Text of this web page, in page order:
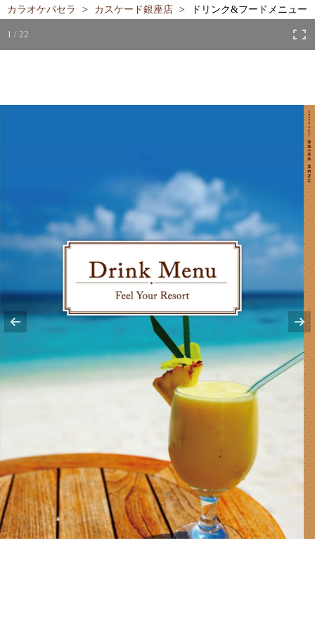
カラオケパセラ カスケード銀座店 ドリンク&フードメニュー
1 / 22